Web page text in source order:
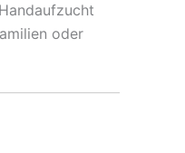
oder